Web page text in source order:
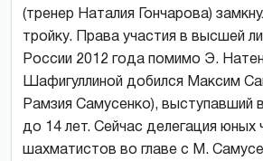
(тренер Наталия Гончарова)
тройку. Права участия в высшей
России 2012 года помимо Э.
Шафигуллиной добился Максим
Рамзия Самусенко), выступавший
до 14 лет. Сейчас делегация юных
шахматистов во главе с М.